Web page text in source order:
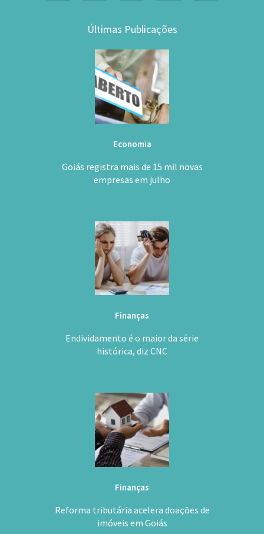
Últimas Publicações
Economia
Goiás registra mais de 15 mil novas
empresas em julho
Finanças
Endividamento é o maior da série
histórica, diz CNC
Finanças
Reforma tributária acelera doações de
imóveis em Goiás